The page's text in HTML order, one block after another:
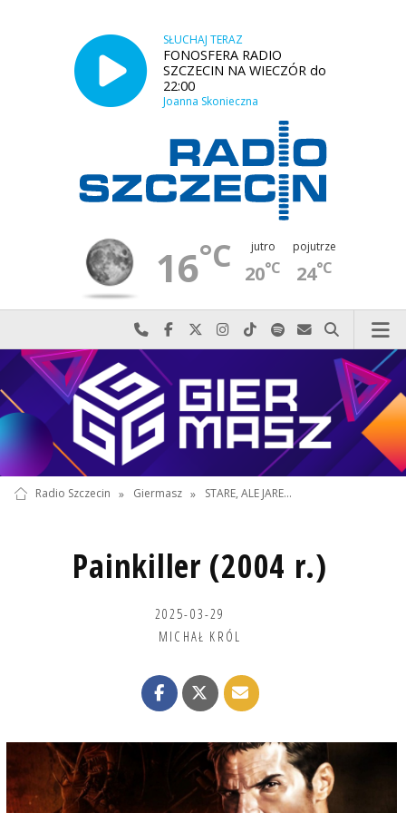
SŁUCHAJ TERAZ
FONOSFERA RADIO
SZCZECIN NA WIECZÓR do
22:00
Joanna Skonieczna
16°C jutro
20°C
pojutrze
24°C
Najlepiej po prostu do nas zadzwoń
Odwiedź nas na Facebook-u
Odwiedź nas na X
Odwiedź nas na Instagram-ie
Odwiedź nas na TikTok-u
Szukaj nas na Spotify
Wyślij do nas
Szukaj
Radio Szczecin » Giermasz » STARE, ALE JARE...
Painkiller (2004 r.)
2025-03-29
MICHAŁ KRÓL